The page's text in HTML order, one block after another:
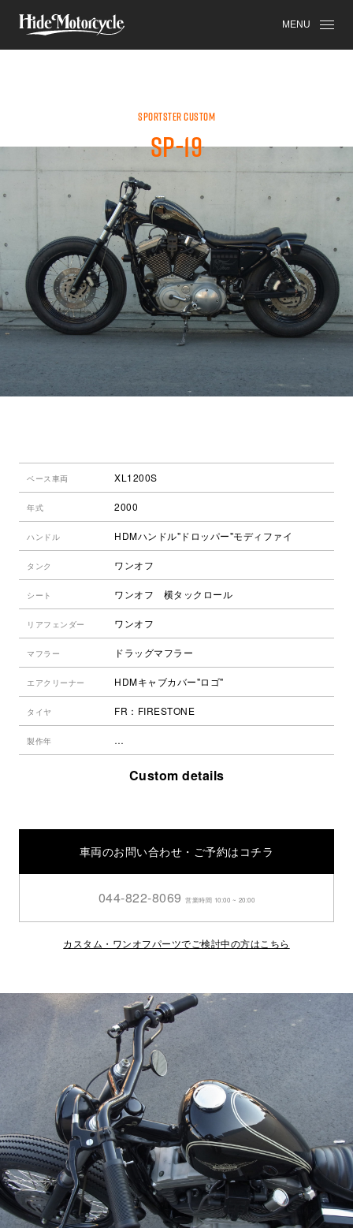
MENU
SPORTSTER
SPORTSTER CUSTOM
SP-19
ベース車両 XL1200S
年式 2000
ハンドル HDMハンドル"ドロッパー"モディファイ
タンク ワンオフ
シート ワンオフ 横タックロール
リアフェンダー ワンオフ
マフラー ドラッグマフラー
エアクリーナー HDMキャブカバー"ロゴ"
タイヤ FR：FIRESTONE
製作年 …
Custom details
車両のお問い合わせ・ご予約はコチラ
044-822-8069営業時間 10:00 ~ 20:00
カスタム・ワンオフパーツでご検討中の方はこちら